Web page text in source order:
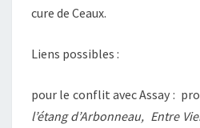
cure de Ceaux.
Liens possibles :
pour le conflit avec Assay :
l’étang d’Arbonneau, Entre